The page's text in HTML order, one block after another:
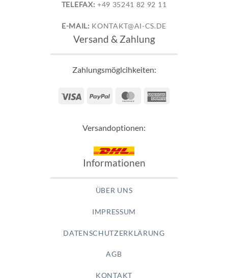
TELEFAX: +49 35241 82 92 11
E-MAIL: KONTAKT@AI-CS.DE
Versand & Zahlung
Zahlungsmöglcihkeiten:
Visa PayPal MasterCard
Versandoptionen:
Informationen
ÜBER UNS
IMPRESSUM
DATENSCHUTZERKLÄRUNG
AGB
KONTAKT